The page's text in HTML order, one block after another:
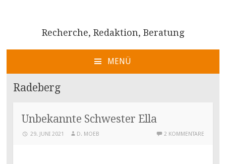
Recherche, Redaktion, Beratung
MENÜ
ZUM
INHALT
Radeberg
Unbekannte Schwester Ella
29. JUNI 2021 D. MOEB 2 KOMMENTARE